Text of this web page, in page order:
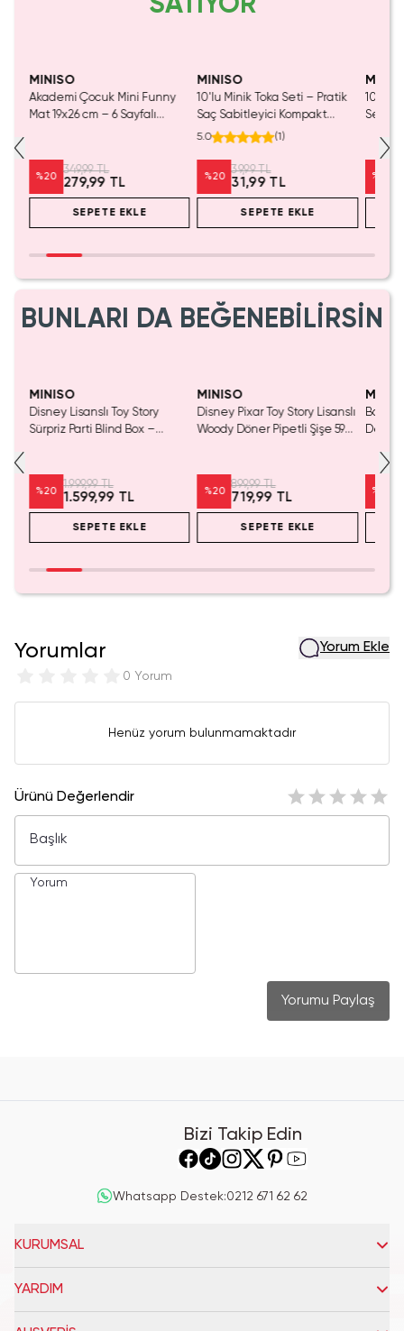
MINISO
Akademi Çocuk Mini Funny
Mat 19x26 cm – 6 Sayfalı
%20
349,99 TL
279,99 TL
SEPETE EKLE
MINISO
10'lu Minik Toka Seti – Pratik
Saç Sabitleyici Kompakt
Aksesuar
5.0 (1)
%20
39,99 TL
31,99 TL
SEPETE EKLE
10'Lu
Seti –
Dokulu
%
BUNLARI DA BEĞENEBİLİRSİN
MINISO
Disney Lisanslı Toy Story
Sürpriz Parti Blind Box –
%20
1.999,99 TL
1.599,99 TL
SEPETE EKLE
MINISO
Disney Pixar Toy Story Lisanslı
Woody Döner Pipetli Şişe 590
%20
899,99 TL
719,99 TL
SEPETE EKLE
Barbie
%
Yorumlar
0 Yorum
Yorum Ekle
Henüz yorum bulunmamaktadır
Ürünü Değerlendir
Yorumu Paylaş
Bizi Takip Edin
Whatsapp Destek:0212 671 62 62
KURUMSAL
YARDIM